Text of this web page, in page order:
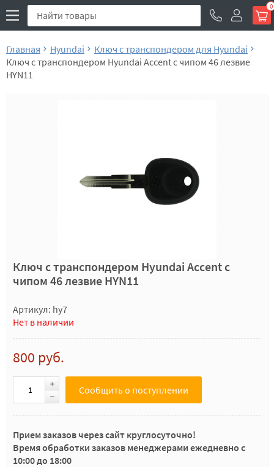
0
Главная Hyundai
Ключ с транспондером для Hyundai
Ключ с транспондером Hyundai Accent с чипом 46 лезвие
HYN11
Ключ с транспондером Hyundai Accent с
чипом 46 лезвие HYN11
Артикул: hy7
Нет в наличии
800 руб.
Сообщить о поступлении
Прием заказов через сайт круглосуточно!
Время обработки заказов менеджерами ежедневно с
10:00 до 18:00